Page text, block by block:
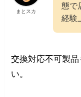
まとスカ
態で
経験
交換対応不可製
い。